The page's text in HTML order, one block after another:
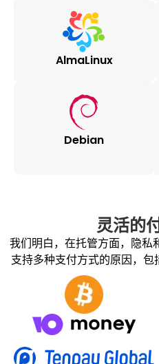
AlmaLinux
Debian
灵活的
我们明白，在托管方面，隐私
支持多种支付方式的原因，包